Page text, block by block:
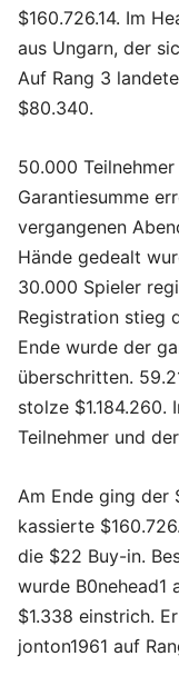
$160.726.14. Im
aus Ungarn, der
Auf Rang 3
$80.340.
50.000
Garantiesumme
vergangenen
Hände gedealt
30.000 Spieler
Registration stieg
Ende wurde der
überschritten.
stolze $1.184.260.
Teilnehmer und
Am Ende ging der
kassierte
die $22 Buy-in.
wurde B0nehead1
$1.338 einstrich.
jonton1961 auf